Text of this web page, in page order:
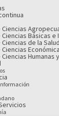
Básicas e
de la Salud
Humanas